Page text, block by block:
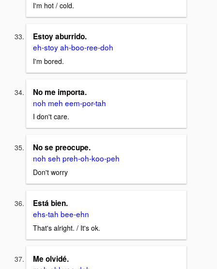
I'm hot / cold.
Estoy aburrido.
eh-stoy ah-boo-ree-doh
I'm bored.
No me importa.
noh meh eem-por-tah
I don't care.
No se preocupe.
noh seh preh-oh-koo-peh
Don't worry
Está bien.
ehs-tah bee-ehn
That's alright. / It's ok.
Me olvidé.